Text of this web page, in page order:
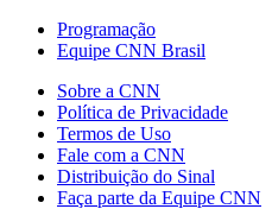
Programação
Equipe CNN Brasil
Sobre a CNN
Política de Privacidade
Termos de Uso
Fale com a CNN
Distribuição do Sinal
Faça parte da Equipe CNN